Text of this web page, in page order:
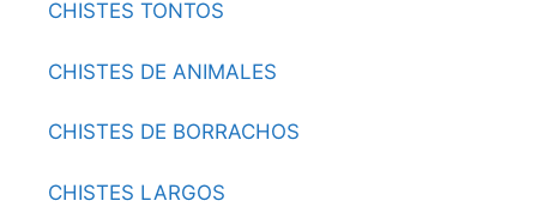
CHISTES TONTOS
CHISTES DE ANIMALES
CHISTES DE BORRACHOS
CHISTES LARGOS